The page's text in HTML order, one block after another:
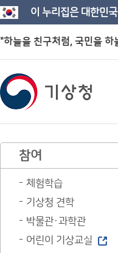
이 누리집은 대한민
"하늘을 친구처럼, 국민을 하
참여
체험학습
기상청 견학
박물관·과학관
어린이 기상교실